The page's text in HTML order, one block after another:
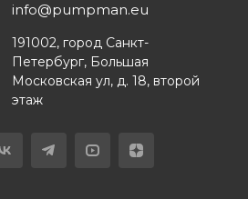
info@pumpman.eu
191002, город Санкт-
Петербург, Большая
Московская ул, д. 18, второй
этаж